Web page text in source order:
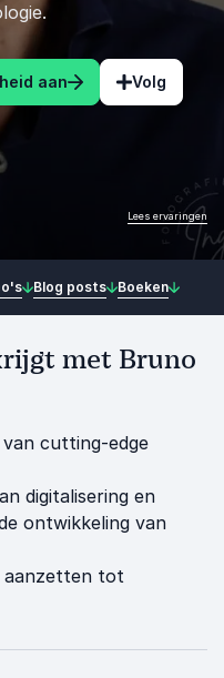
aan Volg
Lees ervaringen
Blog posts Boeken
met Bruno
cutting-edge
digitalisering en
ontwikkeling van
aanzetten tot